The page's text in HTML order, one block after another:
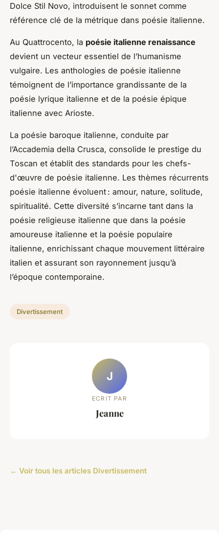
Dolce Stil Novo, introduisent le sonnet comme
référence clé de la métrique dans poésie italienne.
Au Quattrocento, la poésie italienne renaissance
devient un vecteur essentiel de l’humanisme
vulgaire. Les anthologies de poésie italienne
témoignent de l’importance grandissante de la
poésie lyrique italienne et de la poésie épique
italienne avec Arioste.
La poésie baroque italienne, conduite par
l’Accademia della Crusca, consolide le prestige du
Toscan et établit des standards pour les chefs-
d'œuvre de poésie italienne. Les thèmes récurrents
poésie italienne évoluent : amour, nature, solitude,
spiritualité. Cette diversité s’incarne tant dans la
poésie religieuse italienne que dans la poésie
amoureuse italienne et la poésie populaire
italienne, enrichissant chaque mouvement littéraire
italien et assurant son rayonnement jusqu’à
l’époque contemporaine.
Divertissement
J
ECRIT PAR
Jeanne
← Voir tous les articles Divertissement